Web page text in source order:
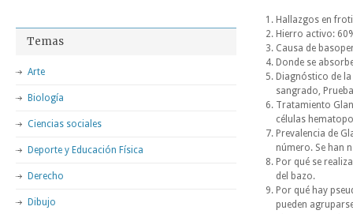
Hallazgos en
Hierro activo:
Causa de
Donde se
Diagnóstico de
sangrado,
Tratamiento
células
Prevalencia de
número. Se han
Por qué se
del bazo.
Por qué hay
pueden
Temas
Arte
Biología
Ciencias sociales
Deporte y Educación Física
Derecho
Dibujo